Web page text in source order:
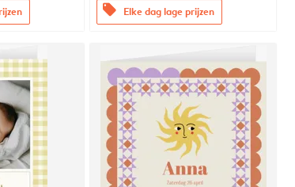
offers Elke dag lage prijzen